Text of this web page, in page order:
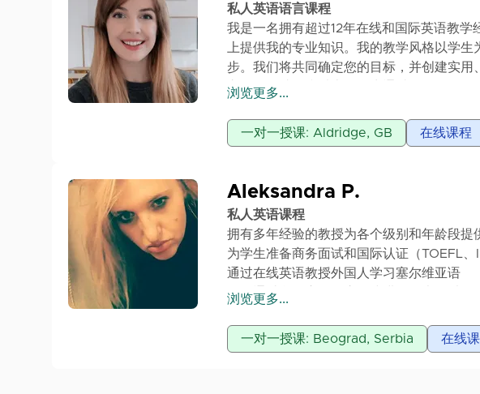
私人英语语言课程
我是一名拥有超过12年在线和国际英语教
上提供我的专业知识。我的教学风格以学
步。我们将共同确定您的目标，并创建实
之一是帮助16岁以上的学生通过A2 Key、
经验，我专注于实用的考试策略和语言发展
还是建立自信的练习，我都能在每一步指导
心。此外，我在世界各地的教室中工作，
的语言技能。
浏览更多...
一对一授课: Aldridge, GB 在线课程
Aleksandra P.
私人英语课程
拥有多年经验的教授为各个级别和年龄段提
为学生准备商务面试和国际认证（TOEFL、
通过在线英语教授外国人学习塞尔维亚语
课程通过所有应用程序在线进行，也可以在
浏览更多...
一对一授课: Beograd, Serbia 在线